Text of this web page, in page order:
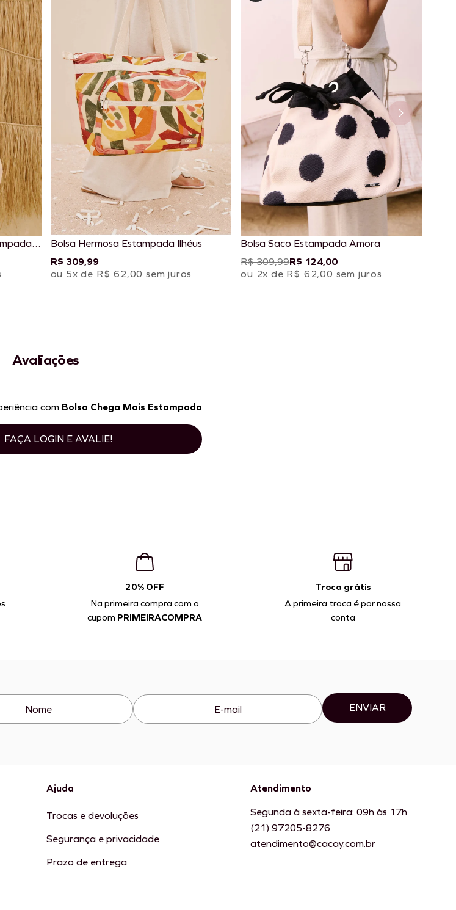
Bolsa Hermosa Estampada Ilhéus
R$ 309,99
ou 5x de R$ 62,00 sem juros
Bolsa Saco Estampada Amora
R$ 309,99R$ 124,00
ou 2x de R$ 62,00 sem juros
Avaliações
com Bolsa Chega Mais Estampada
FAÇA LOGIN E AVALIE!
20% OFF
Na primeira compra com o
cupom PRIMEIRACOMPRA
Troca grátis
A primeira troca é por nossa
conta
ENVIAR
Ajuda
Trocas e devoluções
Segurança e privacidade
Prazo de entrega
Atendimento
Segunda à sexta-feira: 09h às 17h
(21) 97205-8276
atendimento@cacay.com.br